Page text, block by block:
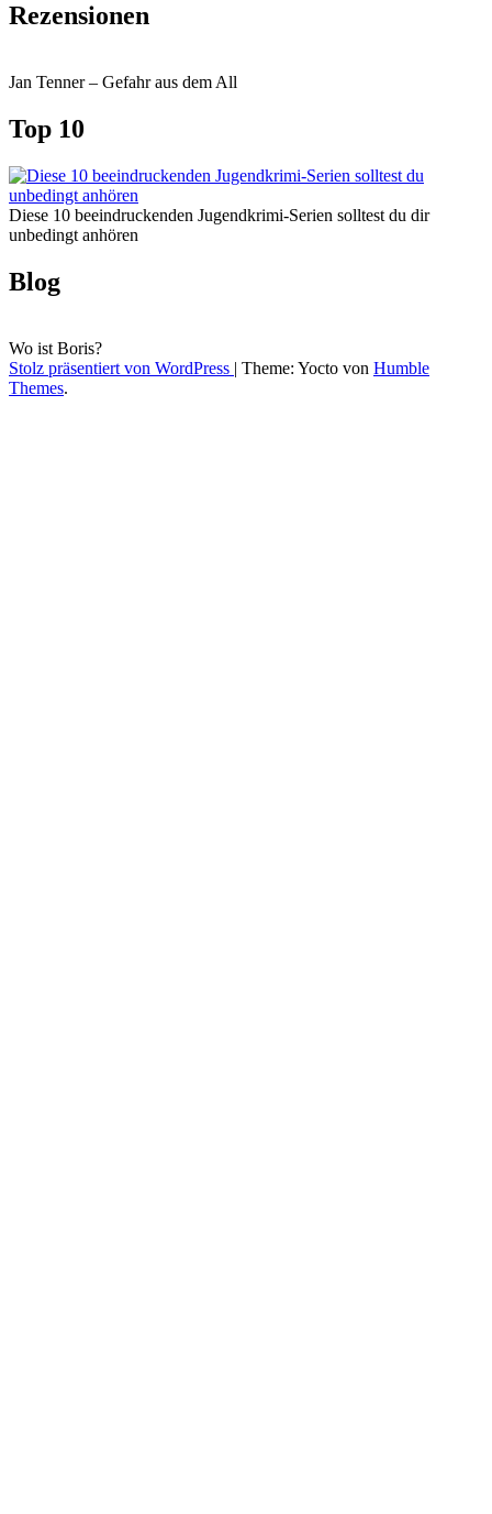
Rezensionen
Jan Tenner – Gefahr aus dem All
Top 10
Diese 10 beeindruckenden Jugendkrimi-Serien solltest du dir
unbedingt anhören
Blog
Wo ist Boris?
Stolz präsentiert von WordPress | Theme: Yocto von Humble
Themes.